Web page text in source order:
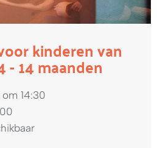
kinderen van
- 14 maanden
14:30